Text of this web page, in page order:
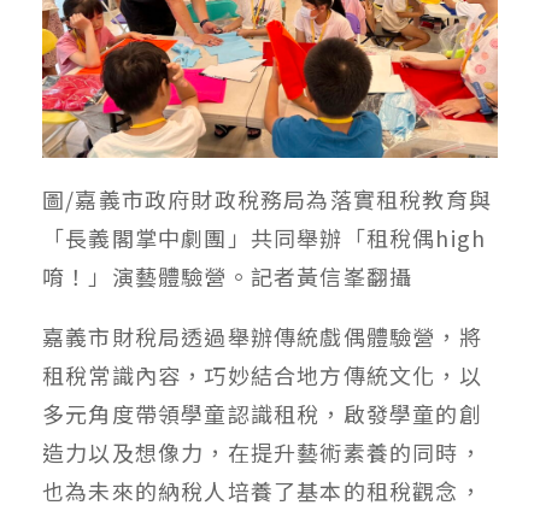
圖/嘉義市政府財政稅務局為落實租稅教育與
「長義閣掌中劇團」共同舉辦「租稅偶high
唷！」演藝體驗營。記者黃信峯翻攝
嘉義市財稅局透過舉辦傳統戲偶體驗營，將
租稅常識內容，巧妙結合地方傳統文化，以
多元角度帶領學童認識租稅，啟發學童的創
造力以及想像力，在提升藝術素養的同時，
也為未來的納稅人培養了基本的租稅觀念，